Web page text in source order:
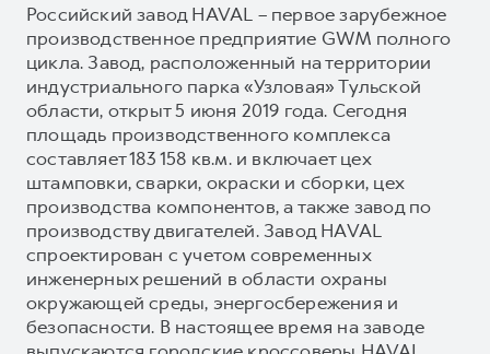
Российский завод HAVAL – первое зарубежное
производственное предприятие GWM полного
цикла. Завод, расположенный на территории
индустриального парка «Узловая» Тульской
области, открыт 5 июня 2019 года. Сегодня
площадь производственного комплекса
составляет 183 158 кв.м. и включает цех
штамповки, сварки, окраски и сборки, цех
производства компонентов, а также завод по
производству двигателей. Завод HAVAL
спроектирован с учетом современных
инженерных решений в области охраны
окружающей среды, энергосбережения и
безопасности. В настоящее время на заводе